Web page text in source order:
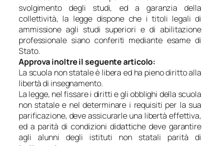
svolgimento degli studi, ed a garanzia della
collettività, la legge dispone che i titoli legali di
ammissione agli studi superiori e di abilitazione
professionale siano conferiti mediante esame di
Stato.
Approva inoltre il seguente articolo:
La scuola non statale è libera ed ha pieno diritto alla
libertà di insegnamento.
La legge, nel fissare i diritti e gli obblighi della scuola
non statale e nel determinare i requisiti per la sua
parificazione, deve assicurarle una libertà effettiva,
ed a parità di condizioni didattiche deve garantire
agli alunni degli istituti non statali parità di